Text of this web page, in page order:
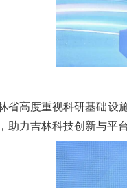
省高度重视科研基础设
助力吉林科技创新与平